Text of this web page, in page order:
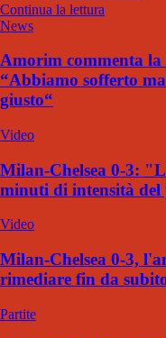
Continua la lettura
News
Amorim commenta la
“Abbiamo sofferto
giusto“
Video
Milan-Chelsea 0-3:
minuti di intensità
Video
Milan-Chelsea 0-3,
rimediare fin da
Partite